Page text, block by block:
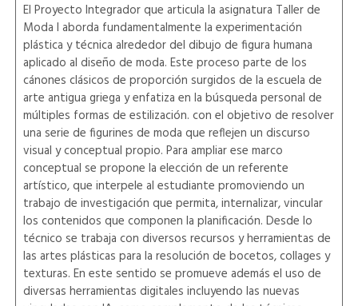
El Proyecto Integrador que articula la asignatura Taller de
Moda I aborda fundamentalmente la experimentación
plástica y técnica alrededor del dibujo de figura humana
aplicado al diseño de moda. Este proceso parte de los
cánones clásicos de proporción surgidos de la escuela de
arte antigua griega y enfatiza en la búsqueda personal de
múltiples formas de estilización. con el objetivo de resolver
una serie de figurines de moda que reflejen un discurso
visual y conceptual propio. Para ampliar ese marco
conceptual se propone la elección de un referente
artístico, que interpele al estudiante promoviendo un
trabajo de investigación que permita, internalizar, vincular
los contenidos que componen la planificación. Desde lo
técnico se trabaja con diversos recursos y herramientas de
las artes plásticas para la resolución de bocetos, collages y
texturas. En este sentido se promueve además el uso de
diversas herramientas digitales incluyendo las nuevas